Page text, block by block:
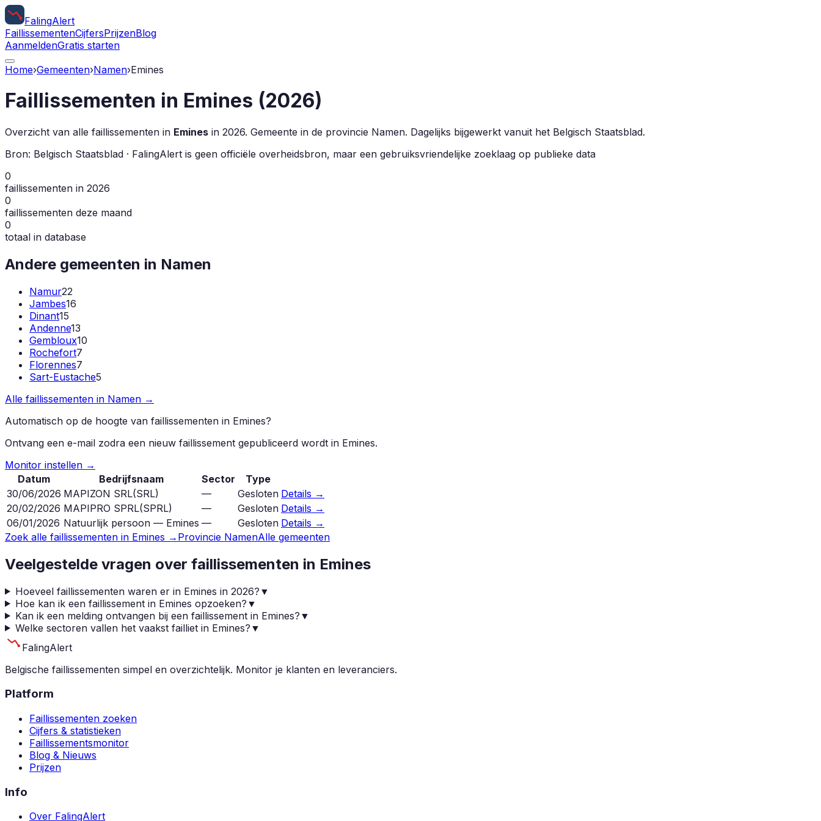
FalingAlert
FaillissementenCijfersPrijzenBlog
AanmeldenGratis starten
Home›Gemeenten›Namen›Emines
Faillissementen in Emines (2026)
Overzicht van alle faillissementen in Emines in 2026. Gemeente in de provincie Namen. Dagelijks bijgewerkt vanuit het Belgisch Staatsblad.
Bron: Belgisch Staatsblad · FalingAlert is geen officiële overheidsbron, maar een gebruiksvriendelijke zoeklaag op publieke data
0
faillissementen in 2026
0
faillissementen deze maand
0
totaal in database
Andere gemeenten in Namen
Namur22
Jambes16
Dinant15
Andenne13
Gembloux10
Rochefort7
Florennes7
Sart-Eustache5
Alle faillissementen in Namen →
Automatisch op de hoogte van faillissementen in Emines?
Ontvang een e-mail zodra een nieuw faillissement gepubliceerd wordt in Emines.
Monitor instellen →
Datum
Bedrijfsnaam Sector
Type
30/06/2026 MAPIZON SRL(SRL) — Gesloten Details →
20/02/2026 MAPIPRO SPRL(SPRL) — Gesloten Details →
06/01/2026 Natuurlijk persoon — Emines — Gesloten Details →
Zoek alle faillissementen in Emines → Provincie NamenAlle gemeenten
Veelgestelde vragen over faillissementen in Emines
Hoeveel faillissementen waren er in Emines in 2026? ▼
Hoe kan ik een faillissement in Emines opzoeken? ▼
Kan ik een melding ontvangen bij een faillissement in Emines? ▼
Welke sectoren vallen het vaakst failliet in Emines? ▼
FalingAlert
Belgische faillissementen simpel en overzichtelijk. Monitor je klanten en leveranciers.
Platform
Faillissementen zoeken
Cijfers & statistieken
Faillissementsmonitor
Blog & Nieuws
Prijzen
Info
Over FalingAlert